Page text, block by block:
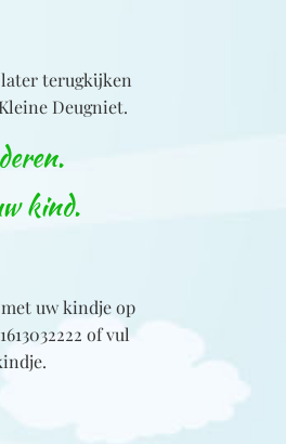
terugkijken
Deugniet.
kind.
uw kindje op
of vul